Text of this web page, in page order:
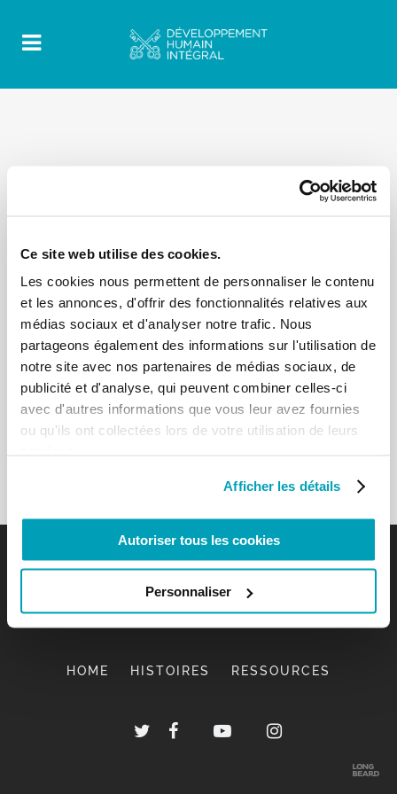
Ce site web utilise des cookies.
Les cookies nous permettent de personnaliser le contenu
et les annonces, d'offrir des fonctionnalités relatives aux
médias sociaux et d'analyser notre trafic. Nous
partageons également des informations sur l'utilisation de
notre site avec nos partenaires de médias sociaux, de
publicité et d'analyse, qui peuvent combiner celles-ci
avec d'autres informations que vous leur avez fournies
ou qu'ils ont collectées lors de votre utilisation de leurs
Afficher les détails
Autoriser tous les cookies
Personnaliser
HOME HISTOIRES RESSOURCES